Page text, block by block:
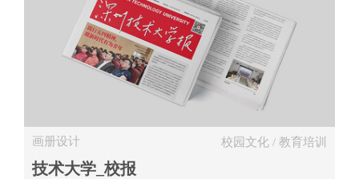
画册设计 校园文化 / 教育培训
技术大学_校报